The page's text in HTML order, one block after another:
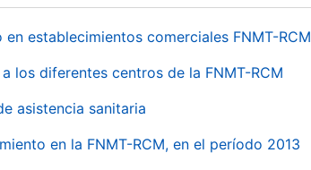
establecimientos comerciales FNMT-RCM
los diferentes centros de la FNMT-RCM
asistencia sanitaria
en la FNMT-RCM, en el período 2013